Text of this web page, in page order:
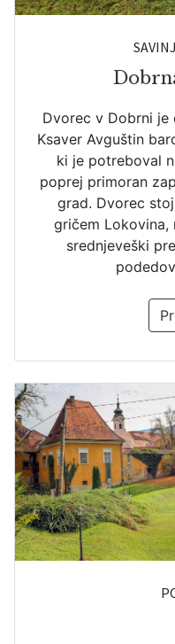
Dvorec v Dobrni je
Ksaver Avguštin
ki je potreboval
poprej primoran
grad. Dvorec
gričem Lokovina,
srednjeveški